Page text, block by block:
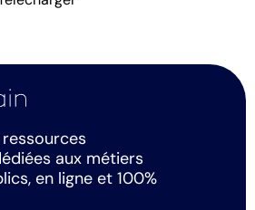
aux métiers
en ligne et 100%